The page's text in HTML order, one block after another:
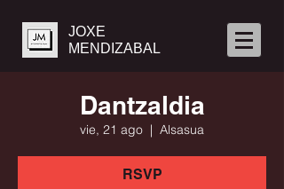
JOXE
MENDIZABAL
Dantzaldia
vie, 21 ago
  |
Alsasua
RSVP